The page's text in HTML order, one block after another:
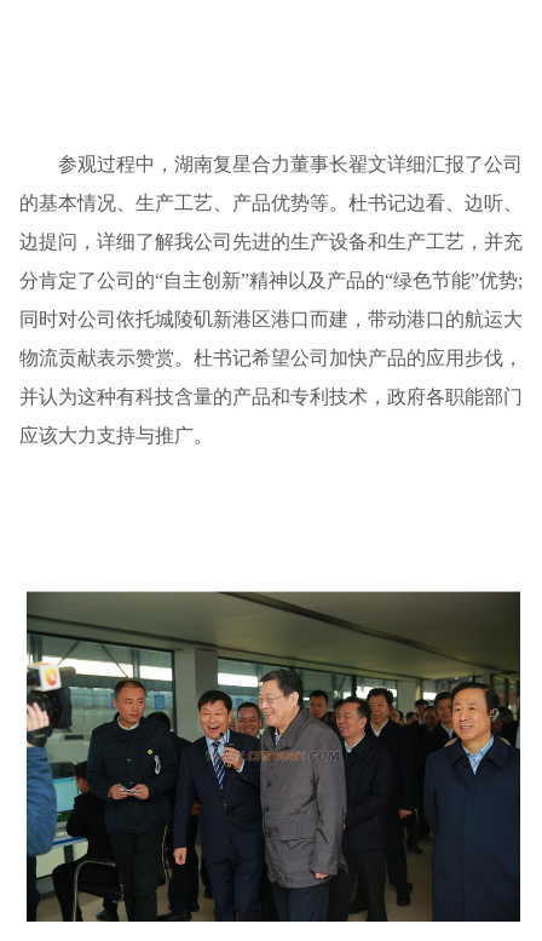
参观过程中，湖南复星合力董事长翟文详细汇报了公司
的基本情况、生产工艺、产品优势等。杜书记边看、边听、
边提问，详细了解我公司先进的生产设备和生产工艺，并充
分肯定了公司的“自主创新”精神以及产品的“绿色节能”优势;
同时对公司依托城陵矶新港区港口而建，带动港口的航运大
物流贡献表示赞赏。杜书记希望公司加快产品的应用步伐，
并认为这种有科技含量的产品和专利技术，政府各职能部门
应该大力支持与推广。